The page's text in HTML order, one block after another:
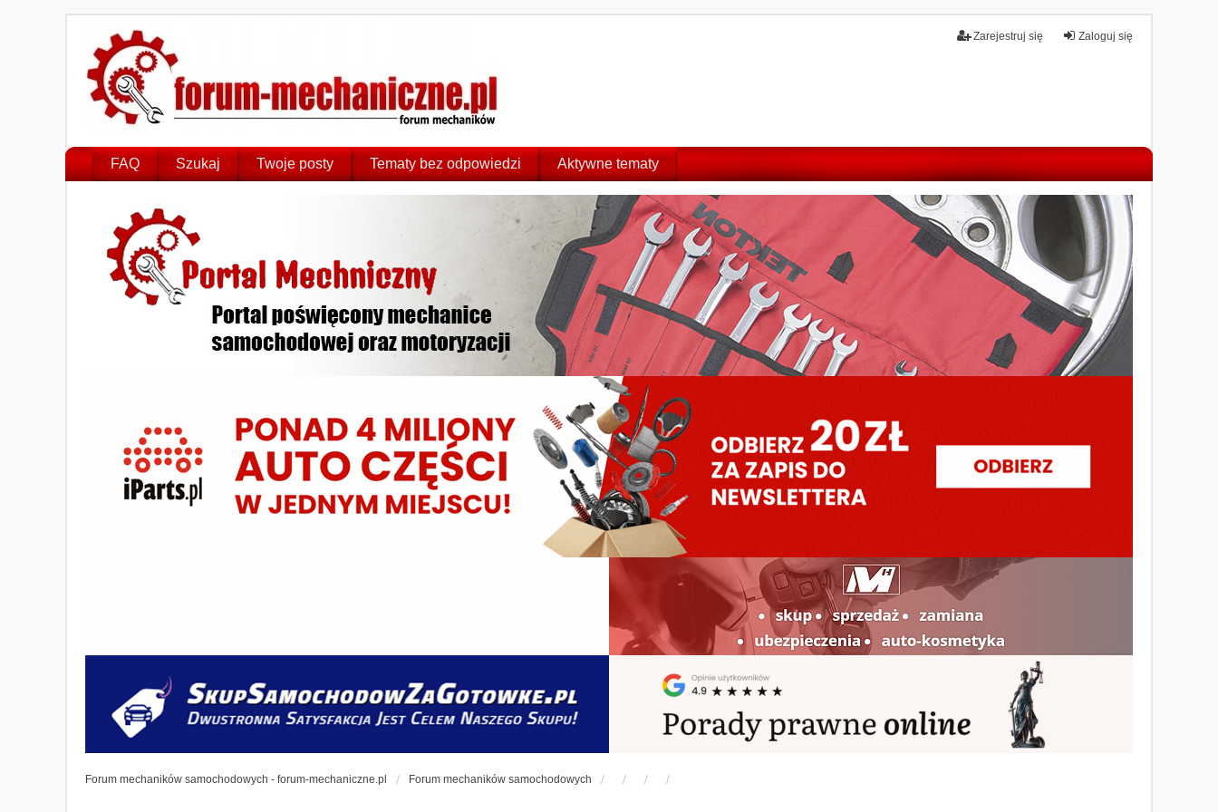
Zaloguj się
Zarejestruj się
FAQ Szukaj Twoje posty Tematy bez odpowiedzi Aktywne tematy
Forum mechaników samochodowych - forum-mechaniczne.pl Forum mechaników samochodowych